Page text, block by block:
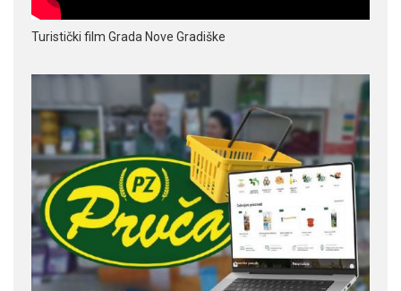
Turistički film Grada Nove Gradiške